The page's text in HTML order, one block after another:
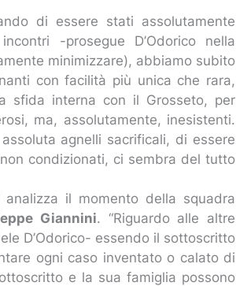
di essere stati assolutamente
-prosegue D’Odorico nella
minimizzare), abbiamo subito
con facilità più unica che rara,
sfida interna con il Grosseto, per
ma, assolutamente, inesistenti.
agnelli sacrificali, di essere
condizionati, ci sembra del tutto
il momento della squadra
Giannini. “Riguardo alle altre
D’Odorico- essendo il sottoscritto
ogni caso inventato o calato di
e la sua famiglia possono